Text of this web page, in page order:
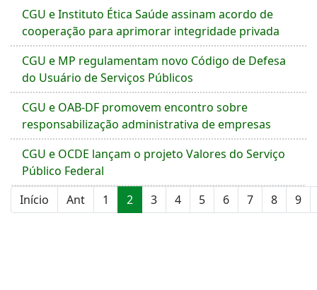
CGU e Instituto Ética Saúde assinam acordo de
cooperação para aprimorar integridade privada
CGU e MP regulamentam novo Código de Defesa
do Usuário de Serviços Públicos
CGU e OAB-DF promovem encontro sobre
responsabilização administrativa de empresas
CGU e OCDE lançam o projeto Valores do Serviço
Público Federal
Página 2 de 10
Início Ant 1 2 3 4 5 6 7 8 9